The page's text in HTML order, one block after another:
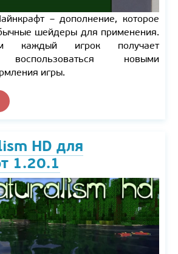
– дополнение, которое
шейдеры для применения.
каждый игрок получает
воспользоваться новыми
игры.
HD для
1.20.1